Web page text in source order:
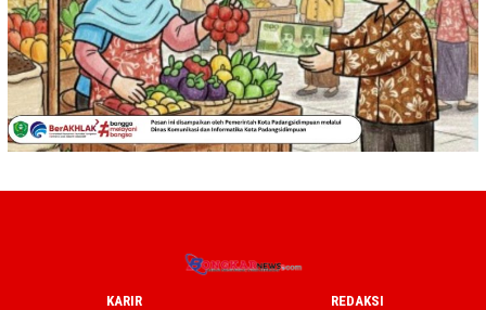
KARIR
REDAKSI